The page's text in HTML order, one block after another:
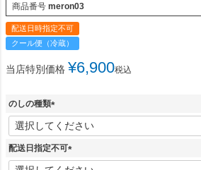
商品番号 meron03
配送日時指定不可
クール便（冷蔵）
当店特別価格 ¥6,900税込
のしの種類
(
必
須
配送日指定不可
(